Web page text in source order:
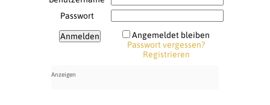
Passwort
Angemeldet bleiben
Passwort vergessen?
Registrieren